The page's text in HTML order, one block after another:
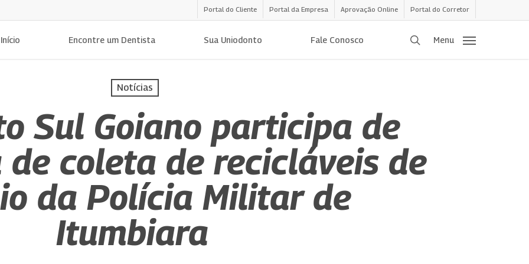
Portal do Cliente Portal da Empresa Aprovação Online Portal do Corretor
Início Encontre um Dentista Sua Uniodonto Fale Conosco procurar
Menu
Notícias
Sul Goiano participa de
de coleta de recicláveis de
da Polícia Militar de
Itumbiara